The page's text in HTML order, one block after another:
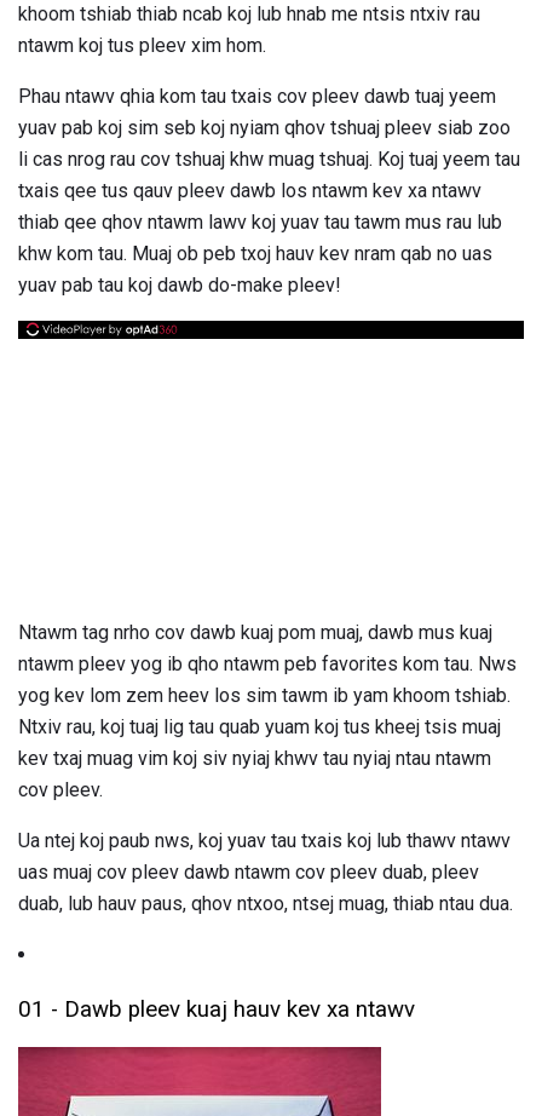
khoom tshiab thiab ncab koj lub hnab me ntsis ntxiv rau
ntawm koj tus pleev xim hom.
Phau ntawv qhia kom tau txais cov pleev dawb tuaj yeem
yuav pab koj sim seb koj nyiam qhov tshuaj pleev siab zoo
li cas nrog rau cov tshuaj khw muag tshuaj. Koj tuaj yeem tau
txais qee tus qauv pleev dawb los ntawm kev xa ntawv
thiab qee qhov ntawm lawv koj yuav tau tawm mus rau lub
khw kom tau. Muaj ob peb txoj hauv kev nram qab no uas
yuav pab tau koj dawb do-make pleev!
Ntawm tag nrho cov dawb kuaj pom muaj, dawb mus kuaj
ntawm pleev yog ib qho ntawm peb favorites kom tau. Nws
yog kev lom zem heev los sim tawm ib yam khoom tshiab.
Ntxiv rau, koj tuaj lig tau quab yuam koj tus kheej tsis muaj
kev txaj muag vim koj siv nyiaj khwv tau nyiaj ntau ntawm
cov pleev.
Ua ntej koj paub nws, koj yuav tau txais koj lub thawv ntawv
uas muaj cov pleev dawb ntawm cov pleev duab, pleev
duab, lub hauv paus, qhov ntxoo, ntsej muag, thiab ntau dua.
01 - Dawb pleev kuaj hauv kev xa ntawv